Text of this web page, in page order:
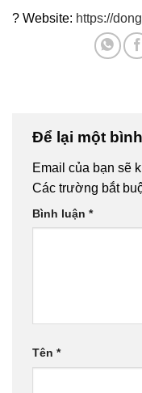
? Website: https://
Để lại một
Email của bạn sẽ
Các trường bắt
Bình luận *
Tên *